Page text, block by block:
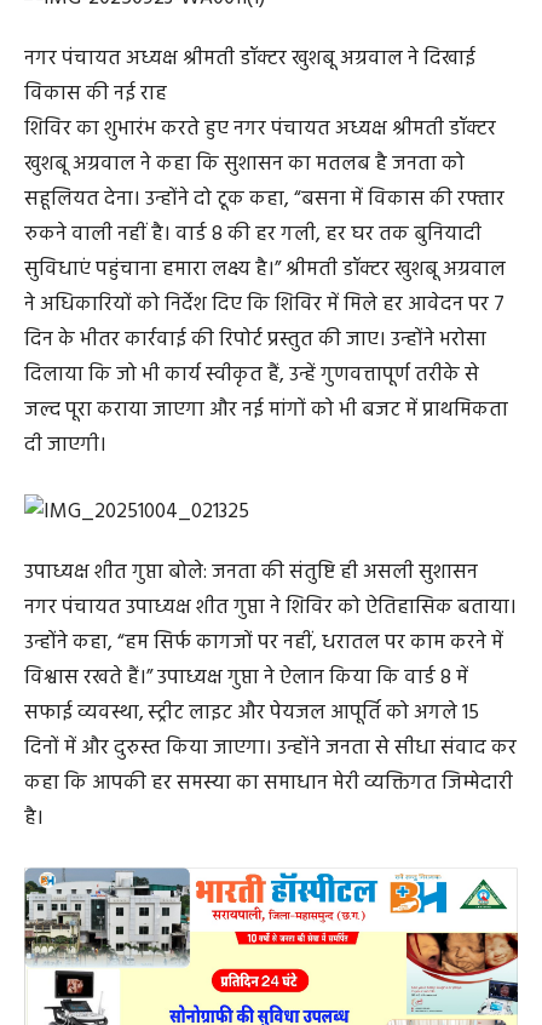
नगर पंचायत अध्यक्ष श्रीमती डॉक्टर खुशबू अग्रवाल ने दिखाई
विकास की नई राह
शिविर का शुभारंभ करते हुए नगर पंचायत अध्यक्ष श्रीमती डॉक्टर
खुशबू अग्रवाल ने कहा कि सुशासन का मतलब है जनता को
सहूलियत देना। उन्होंने दो टूक कहा, “बसना में विकास की रफ्तार
रुकने वाली नहीं है। वार्ड 8 की हर गली, हर घर तक बुनियादी
सुविधाएं पहुंचाना हमारा लक्ष्य है।” श्रीमती डॉक्टर खुशबू अग्रवाल
ने अधिकारियों को निर्देश दिए कि शिविर में मिले हर आवेदन पर 7
दिन के भीतर कार्रवाई की रिपोर्ट प्रस्तुत की जाए। उन्होंने भरोसा
दिलाया कि जो भी कार्य स्वीकृत हैं, उन्हें गुणवत्तापूर्ण तरीके से
जल्द पूरा कराया जाएगा और नई मांगों को भी बजट में प्राथमिकता
दी जाएगी।
उपाध्यक्ष शीत गुप्ता बोले: जनता की संतुष्टि ही असली सुशासन
नगर पंचायत उपाध्यक्ष शीत गुप्ता ने शिविर को ऐतिहासिक बताया।
उन्होंने कहा, “हम सिर्फ कागजों पर नहीं, धरातल पर काम करने में
विश्वास रखते हैं।” उपाध्यक्ष गुप्ता ने ऐलान किया कि वार्ड 8 में
सफाई व्यवस्था, स्ट्रीट लाइट और पेयजल आपूर्ति को अगले 15
दिनों में और दुरुस्त किया जाएगा। उन्होंने जनता से सीधा संवाद कर
कहा कि आपकी हर समस्या का समाधान मेरी व्यक्तिगत जिम्मेदारी
है।